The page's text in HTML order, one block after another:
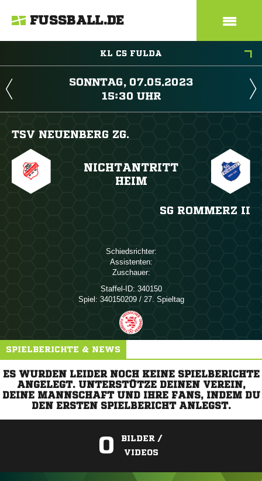
FUSSBALL.DE
KL C5 FULDA
 
 
TSV NEUENBERG ZG.
NICHTANTRITT
HEIM
SG ROMMERZ II
Schiedsrichter:
Assistenten:
Zuschauer:
Staffel-ID: 340150
Spiel: 340150209 / 27. Spieltag
SPIELBERICHTE & NEWS
ES WURDEN LEIDER NOCH KEINE SPIELBERICHTE
ANGELEGT. UNTERSTÜTZE DEINEN VEREIN,
DEINE MANNSCHAFT UND IHRE FANS, INDEM DU
DEN ERSTEN SPIELBERICHT ANLEGST.
0
BILDER /
VIDEOS